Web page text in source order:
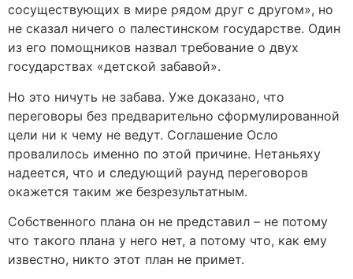
сосуществующих в мире рядом друг с другом», но
не сказал ничего о палестинском государстве. Один
из его помощников назвал требование о двух
государствах «детской забавой».
Но это ничуть не забава. Уже доказано, что
переговоры без предварительно сформулированной
цели ни к чему не ведут. Соглашение Осло
провалилось именно по этой причине. Нетаньяху
надеется, что и следующий раунд переговоров
окажется таким же безрезультатным.
Собственного плана он не представил – не потому
что такого плана у него нет, а потому что, как ему
известно, никто этот план не примет.